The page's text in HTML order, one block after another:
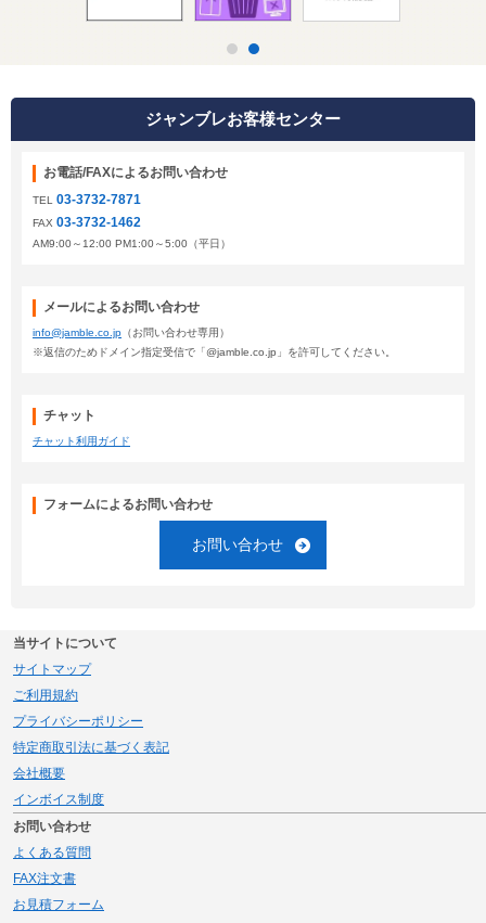
ジャンブレお客様センター
お電話/FAXによるお問い合わせ
TEL 03-3732-7871
FAX 03-3732-1462
AM9:00～12:00 PM1:00～5:00（平日）
メールによるお問い合わせ
info@jamble.co.jp （お問い合わせ専用）
※返信のためドメイン指定受信で「@jamble.co.jp」を許可してください。
チャット
チャット利用ガイド
フォームによるお問い合わせ
お問い合わせ
当サイトについて
サイトマップ
ご利用規約
プライバシーポリシー
特定商取引法に基づく表記
会社概要
インボイス制度
お問い合わせ
よくある質問
FAX注文書
お見積フォーム